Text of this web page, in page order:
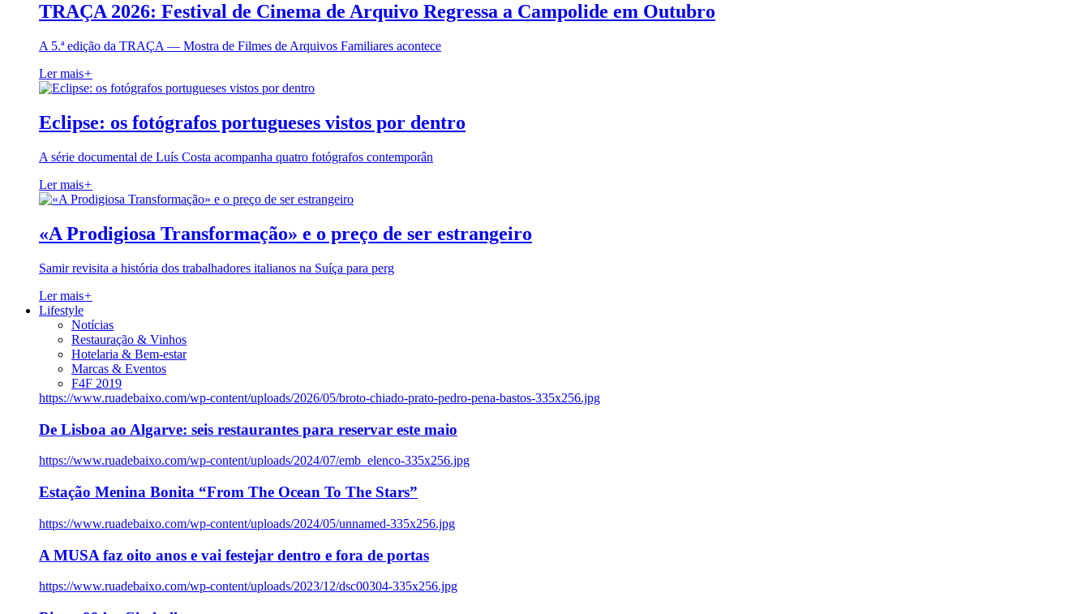
TRAÇA 2026: Festival de Cinema de Arquivo Regressa a Campolide em Outubro
A 5.ª edição da TRAÇA — Mostra de Filmes de Arquivos Familiares acontece
Ler mais+
Eclipse: os fotógrafos portugueses vistos por dentro
A série documental de Luís Costa acompanha quatro fotógrafos contemporân
Ler mais+
«A Prodigiosa Transformação» e o preço de ser estrangeiro
Samir revisita a história dos trabalhadores italianos na Suíça para perg
Ler mais+
Lifestyle
Notícias
Restauração & Vinhos
Hotelaria & Bem-estar
Marcas & Eventos
F4F 2019
https://www.ruadebaixo.com/wp-content/uploads/2026/05/broto-chiado-prato-pedro-pena-bastos-335x256.jpg
De Lisboa ao Algarve: seis restaurantes para reservar este maio
https://www.ruadebaixo.com/wp-content/uploads/2024/07/emb_elenco-335x256.jpg
Estação Menina Bonita “From The Ocean To The Stars”
https://www.ruadebaixo.com/wp-content/uploads/2024/05/unnamed-335x256.jpg
A MUSA faz oito anos e vai festejar dentro e fora de portas
https://www.ruadebaixo.com/wp-content/uploads/2023/12/dsc00304-335x256.jpg